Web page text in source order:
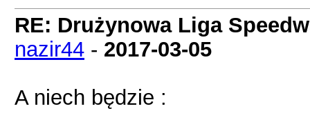
RE: Drużynowa Liga
nazir44 - 2017-03-05
A niech będzie :